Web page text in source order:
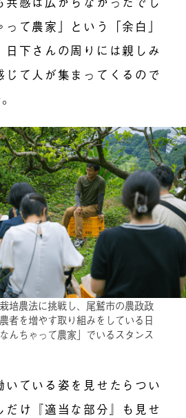
て農家」という「余白」
日下さんの周りには親しみ
じて人が集まってくるので
培農法に挑戦し、尾鷲市の農政政
者を増やす取り組みをしている日
んちゃって農家」でいるスタンス
いている姿を見せたらつい
だけ『適当な部分』も見せ